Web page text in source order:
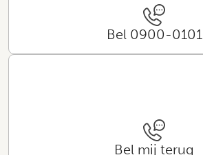
Bel 0900-0101
Bel mij terug